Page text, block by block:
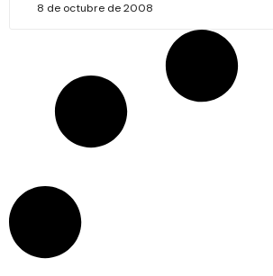
8 de octubre de 2008